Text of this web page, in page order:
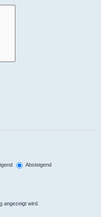
Absteigend
angezeigt wird.